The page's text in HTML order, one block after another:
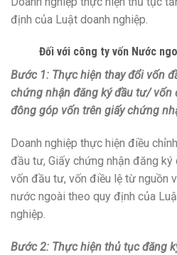
định của Luật doanh nghiệp.
Đối với công ty vốn Nước
Bước 1: Thực hiện thay đổi vốn
chứng nhận đăng ký đầu tư/ vốn
đông góp vốn trên giấy chứng
Doanh nghiệp thực hiện điều
đầu tư, Giấy chứng nhận đăng ký
vốn đầu tư, vốn điều lệ từ nguồn
nước ngoài theo quy định của
nghiệp.
Bước 2: Thực hiện thủ tục đăng